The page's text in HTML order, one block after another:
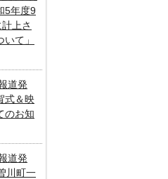
5年度9
上さ
て」
道発
式＆映
のお知
道発
川町一